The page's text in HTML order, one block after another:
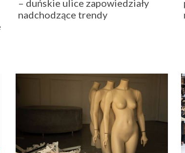
– duńskie ulice zapowiedziały
nadchodzące trendy